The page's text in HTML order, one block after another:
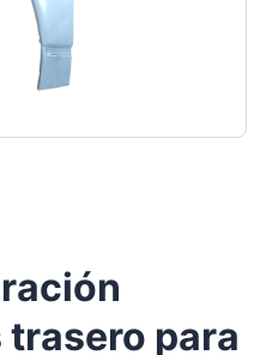
Latvian
Slovenčina
para